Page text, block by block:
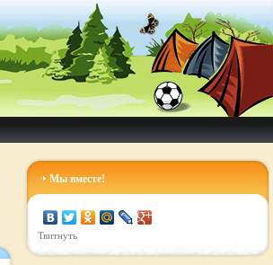
Мы вместе!
Твитнуть